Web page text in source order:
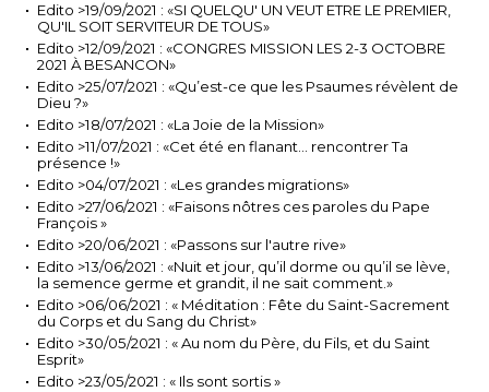
Edito >19/09/2021 : «SI QUELQU' UN VEUT ETRE LE PREMIER,
QU'IL SOIT SERVITEUR DE TOUS»
Edito >12/09/2021 : «CONGRES MISSION LES 2-3 OCTOBRE
2021 À BESANCON»
Edito >25/07/2021 : «Qu’est-ce que les Psaumes révèlent de
Dieu ?»
Edito >18/07/2021 : «La Joie de la Mission»
Edito >11/07/2021 : «Cet été en flanant... rencontrer Ta
présence !»
Edito >04/07/2021 : «Les grandes migrations»
Edito >27/06/2021 : «Faisons nôtres ces paroles du Pape
François »
Edito >20/06/2021 : «Passons sur l'autre rive»
Edito >13/06/2021 : «Nuit et jour, qu’il dorme ou qu’il se lève,
la semence germe et grandit, il ne sait comment.»
Edito >06/06/2021 : « Méditation : Fête du Saint-Sacrement
du Corps et du Sang du Christ»
Edito >30/05/2021 : « Au nom du Père, du Fils, et du Saint
Esprit»
Edito >23/05/2021 : « Ils sont sortis »